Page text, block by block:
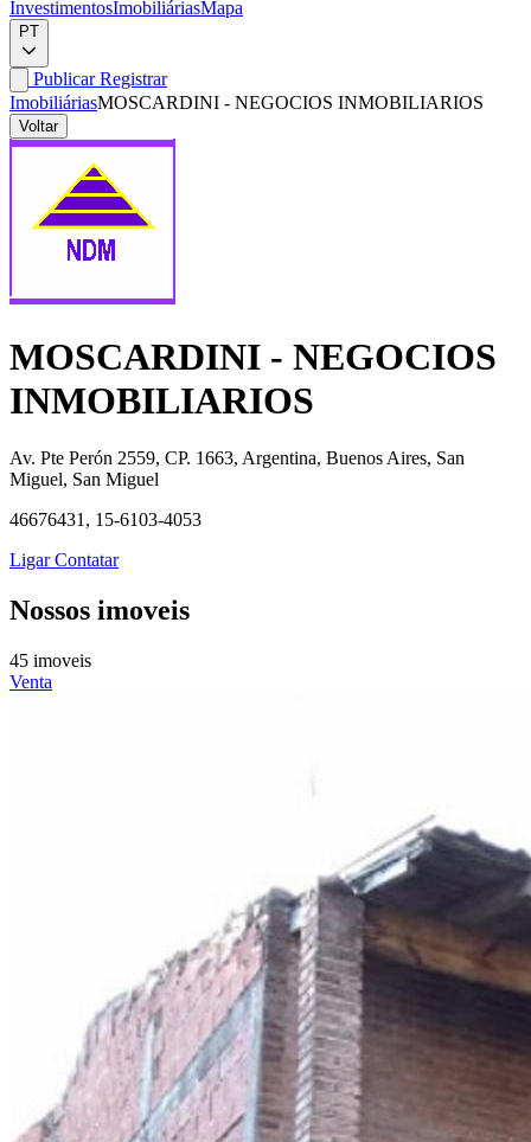
InvestimentosImobiliáriasMapa
PT
PublicarRegistrar
ImobiliáriasMOSCARDINI - NEGOCIOS INMOBILIARIOS
Voltar
MOSCARDINI - NEGOCIOS
INMOBILIARIOS
Av. Pte Perón 2559, CP. 1663, Argentina, Buenos Aires, San
Miguel, San Miguel
46676431, 15-6103-4053
LigarContatar
Nossos imoveis
45 imoveis
Venta